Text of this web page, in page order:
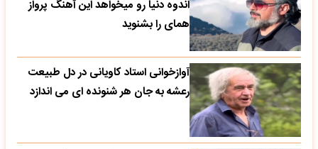
اندوه دنیا رو میخواهد این آهنگ پرواز
همای را بشنوید
آوازخوانی استاد کاویانی در دل طبیعت
رعشه به جان هر شنونده ای می اندازد